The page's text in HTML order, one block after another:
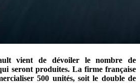
vient de dévoiler le nombre de
seront produites. La firme française
500 unités, soit le double de